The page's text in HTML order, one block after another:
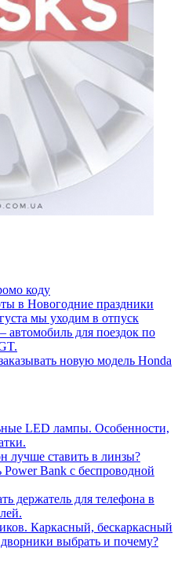
коду
в Новогодние праздники
мы уходим в отпуск
автомобиль для поездок по
новую модель Honda
LED лампы. Особенности,
лучше ставить в линзы?
Power Bank с беспроводной
держатель для телефона в
Каркасный, бескаркасный
выбрать и почему?